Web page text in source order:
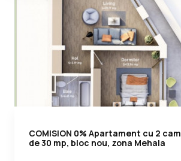
COMISION 0% Apartament cu 2
de 30 mp, bloc nou, zona Mehala